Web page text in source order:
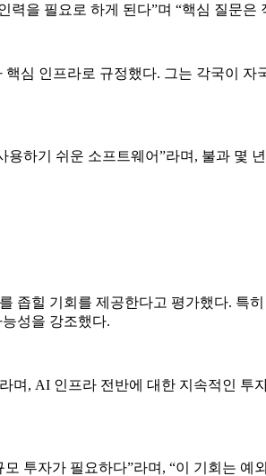
력을 필요로 하게 된다”며 “핵심 질문
심 인프라로 규정했다. 그는 각국이
하기 쉬운 소프트웨어”라며, 불과 몇
좁힐 기회를 제공한다고 평가했다. 특
성을 강조했다.
며, AI 인프라 전반에 대한 지속적인
투자가 필요하다”라며, “이 기회는 예